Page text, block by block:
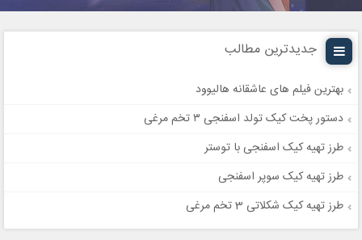
جدیدترین مطالب
بهترین فیلم های عاشقانه هالیوود
دستور پخت کیک تولد اسفنجی ۳ تخم مرغی
طرز تهیه کیک اسفنجی با توستر
طرز تهیه کیک سوپر اسفنجی
طرز تهیه کیک شکلاتی 3 تخم مرغی